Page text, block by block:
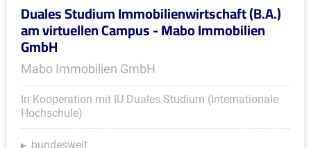
Duales Studium Immobilienwirtschaft (B.A.)
am virtuellen Campus - Mabo Immobilien
GmbH
Mabo Immobilien GmbH
In Kooperation mit IU Duales Studium (Internationale
Hochschule)
bundesweit